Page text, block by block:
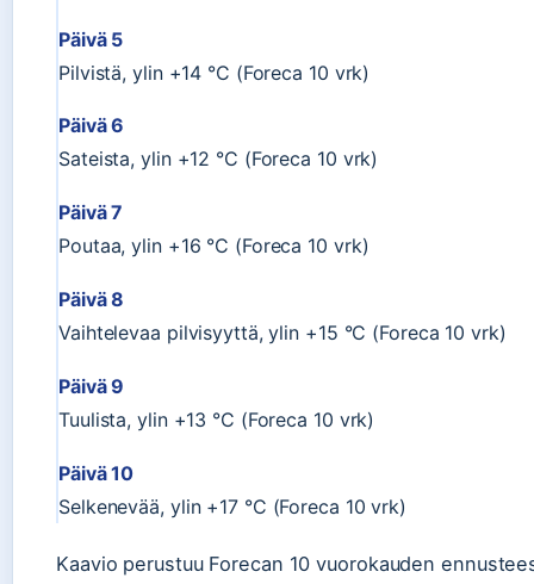
Päivä 5
Pilvistä, ylin +14 °C (Foreca 10 vrk)
Päivä 6
Sateista, ylin +12 °C (Foreca 10 vrk)
Päivä 7
Poutaa, ylin +16 °C (Foreca 10 vrk)
Päivä 8
Vaihtelevaa pilvisyyttä, ylin +15 °C (Foreca 10 vrk)
Päivä 9
Tuulista, ylin +13 °C (Foreca 10 vrk)
Päivä 10
Selkenevää, ylin +17 °C (Foreca 10 vrk)
Kaavio perustuu Forecan 10 vuorokauden